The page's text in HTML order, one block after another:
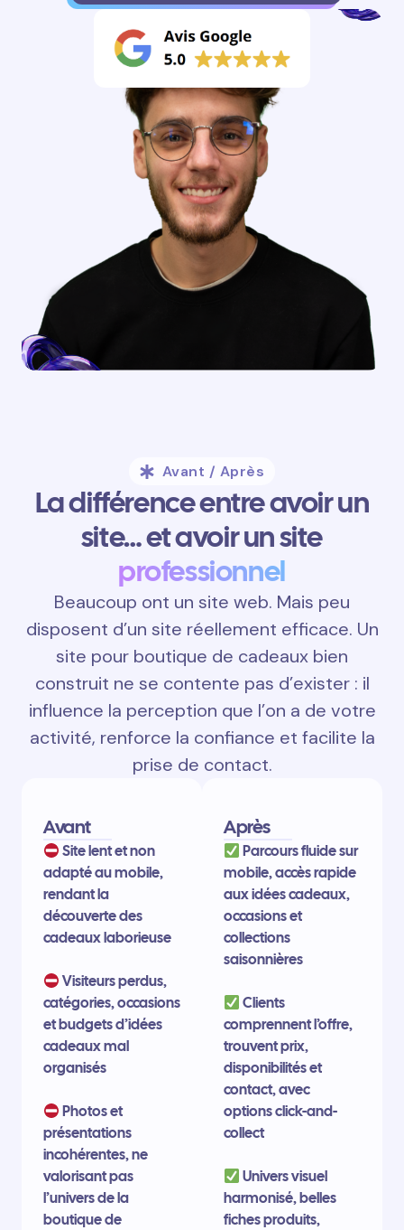
Avant / Après
La différence entre avoir un
site… et avoir un site
professionnel
Beaucoup ont un site web. Mais peu
disposent d’un site réellement efficace. Un
site pour boutique de cadeaux bien
construit ne se contente pas d’exister : il
influence la perception que l’on a de votre
activité, renforce la confiance et facilite la
prise de contact.
Avant
Site lent et non
adapté au mobile,
rendant la
découverte des
cadeaux laborieuse
Visiteurs perdus,
catégories, occasions
et budgets d’idées
cadeaux mal
organisés
Photos et
présentations
incohérentes, ne
valorisant pas
l’univers de la
boutique de
Après
Parcours fluide sur
mobile, accès rapide
aux idées cadeaux,
occasions et
collections
saisonnières
Clients
comprennent l’offre,
trouvent prix,
disponibilités et
contact, avec
options click-and-
collect
Univers visuel
harmonisé, belles
fiches produits,